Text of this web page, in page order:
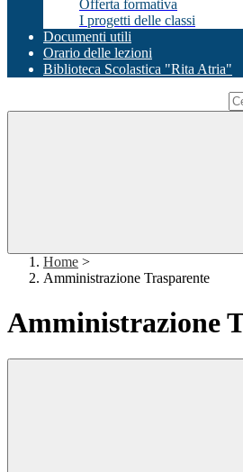
Offerta formativa
I progetti delle classi
Documenti utili
Orario delle lezioni
Biblioteca Scolastica "Rita Atria"
Home >
Amministrazione Trasparente
Amministrazione